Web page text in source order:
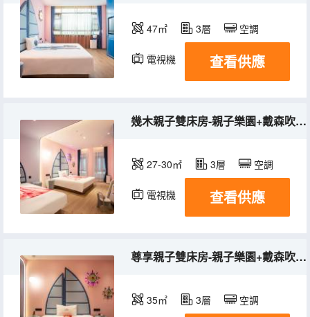
47㎡ 3層 空調
電視機 冰箱
查看供應
幾木親子雙床房-親子樂園+戴森吹風機+冰箱+FREE遊戲幣
27-30㎡ 3層 空調
電視機 冰箱
查看供應
尊享親子雙床房-親子樂園+戴森吹風機+冰箱+FREE遊戲幣
35㎡ 3層 空調